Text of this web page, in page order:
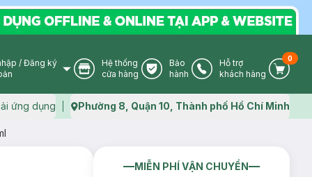
User Icon
/ Đăng ký
Store Icon
Hệ thống
cửa hàng
Warranty Icon
Bảo
hành
Phone Icon
Hỗ trợ
khách hàng
Cart
0
ứng dụng Map icon
Phường 8, Quận 10, Thành phố Hồ Chí Minh
MIỄN PHÍ VẬN CHUYỂN